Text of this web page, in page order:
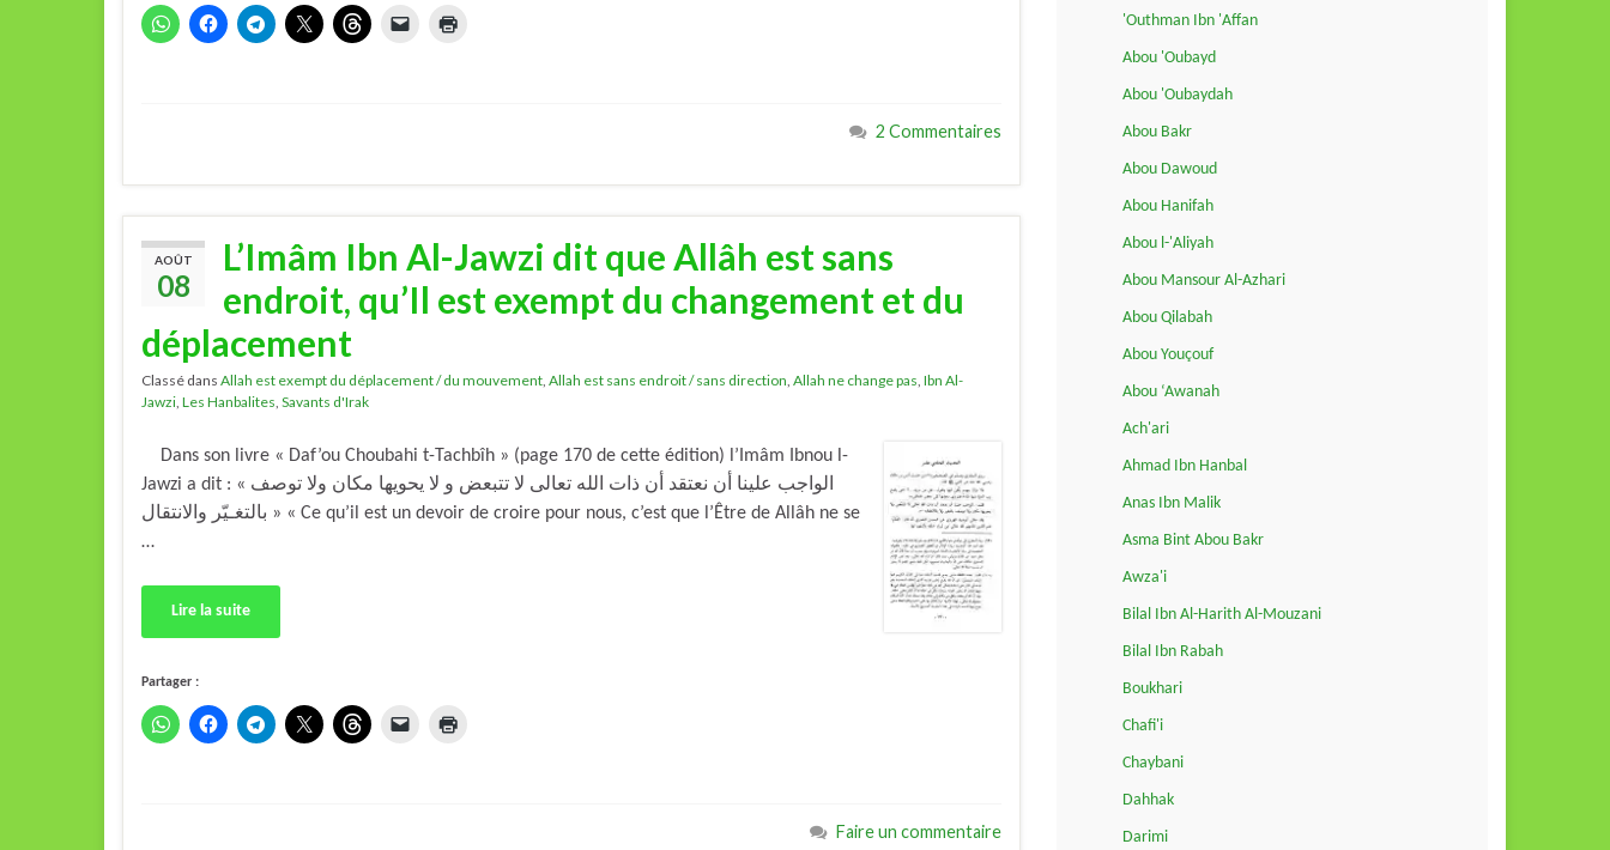
2 Commentaires
AOÛT
08
L’Imâm Ibn Al-Jawzi dit que Allâh est sans
endroit, qu’Il est exempt du changement et du
déplacement
Classé dans Allah est exempt du déplacement / du mouvement, Allah est sans endroit / sans direction, Allah ne change pas, Ibn Al-
Jawzi, Les Hanbalites, Savants d'Irak
Dans son livre « Daf’ou Choubahi t-Tachbîh » (page 170 de cette édition) l’Imâm Ibnou l-
Jawzi a dit : « الواجب علينا أن نعتقد أن ذات الله تعالى لا تتبعض و لا يحويها مكان ولا توصف
بالتغـيّر والانتقال » « Ce qu’il est un devoir de croire pour nous, c’est que l’Être de Allâh ne se
…
Lire la suite
Partager :
Faire un commentaire
'Outhman Ibn 'Affan
Abou 'Oubayd
Abou 'Oubaydah
Abou Bakr
Abou Dawoud
Abou Hanifah
Abou l-'Aliyah
Abou Mansour Al-Azhari
Abou Qilabah
Abou Youçouf
Abou ‘Awanah
Ach'ari
Ahmad Ibn Hanbal
Anas Ibn Malik
Asma Bint Abou Bakr
Awza'i
Bilal Ibn Al-Harith Al-Mouzani
Bilal Ibn Rabah
Boukhari
Chafi'i
Chaybani
Dahhak
Darimi